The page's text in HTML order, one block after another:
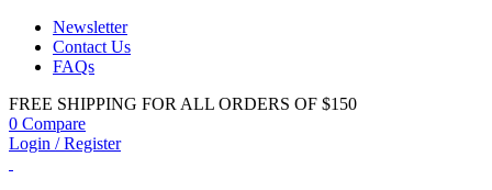
Newsletter
Contact Us
FAQs
FREE SHIPPING FOR ALL ORDERS OF $150
0 Compare
Login / Register